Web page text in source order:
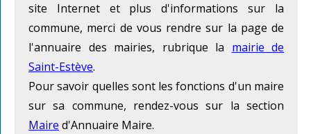
site Internet et plus d'informations sur la
commune, merci de vous rendre sur la page de
l'annuaire des mairies, rubrique la mairie de
Saint-Estève.
Pour savoir quelles sont les fonctions d'un maire
sur sa commune, rendez-vous sur la section
Maire d'Annuaire Maire.